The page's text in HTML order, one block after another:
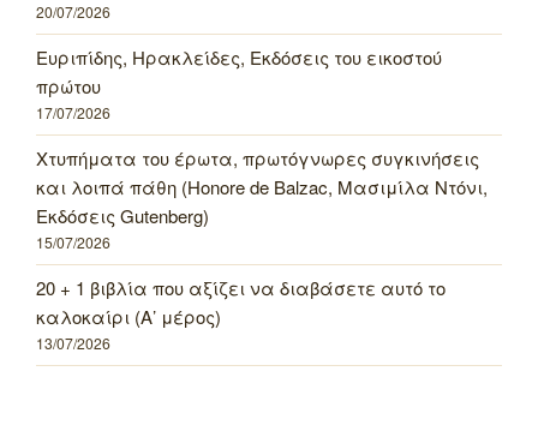
20/07/2026
Ευριπίδης, Ηρακλείδες, Εκδόσεις του εικοστού
πρώτου
17/07/2026
Χτυπήματα του έρωτα, πρωτόγνωρες συγκινήσεις
και λοιπά πάθη (Honore de Balzac, Μασιμίλα Ντόνι,
Εκδόσεις Gutenberg)
15/07/2026
20 + 1 βιβλία που αξίζει να διαβάσετε αυτό το
καλοκαίρι (Α’ μέρος)
13/07/2026